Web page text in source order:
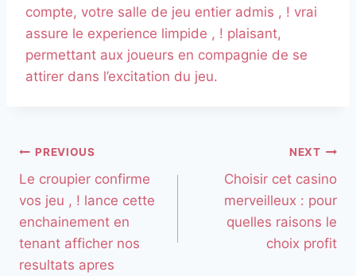
compte, votre salle de jeu entier admis , ! vrai
assure le experience limpide , ! plaisant,
permettant aux joueurs en compagnie de se
attirer dans l’excitation du jeu.
PREVIOUS
Le croupier confirme
vos jeu , ! lance cette
enchainement en
tenant afficher nos
resultats apres
NEXT
Choisir cet casino
merveilleux : pour
quelles raisons le
choix profit